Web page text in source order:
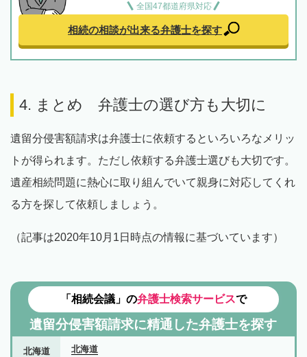
全国47都道府県対応
相続の相談が出来る弁護士を探す
4. まとめ 弁護士の選び方も大切に
遺留分侵害額請求は弁護士に依頼するといろいろなメリッ
トが得られます。ただし依頼する弁護士選びも大切です。
遺産相続問題に熱心に取り組んでいて親身に対応してくれ
る方を探して依頼しましょう。
（記事は2020年10月1日時点の情報に基づいています）
「相続会議」の弁護士検索サービスで
遺留分侵害額請求に精通した弁護士を探す
北海道
北海道